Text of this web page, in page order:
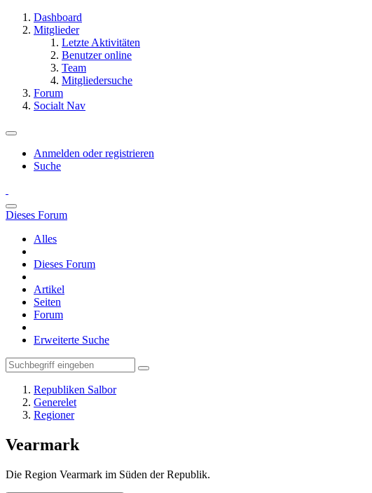
Dashboard
Mitglieder
Letzte Aktivitäten
Benutzer online
Team
Mitgliedersuche
Forum
Socialt Nav
Anmelden oder registrieren
Suche
Dieses Forum
Alles
Dieses Forum
Artikel
Seiten
Forum
Erweiterte Suche
Republiken Salbor
Generelet
Regioner
Vearmark
Die Region Vearmark im Süden der Republik.